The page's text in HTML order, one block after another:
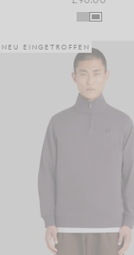
NEU EINGETROFFEN